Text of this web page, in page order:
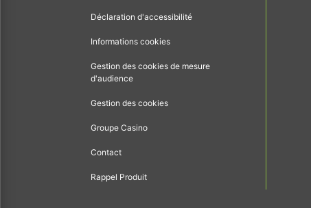
Déclaration d'accessibilité
Informations cookies
Gestion des cookies de mesure
d'audience
Gestion des cookies
Groupe Casino
Contact
Rappel Produit